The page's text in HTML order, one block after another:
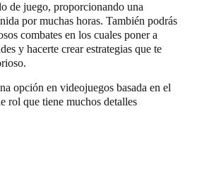
de juego, proporcionando una
por muchas horas. También podrás
combates en los cuales poner a
y hacerte crear estrategias que te
opción en videojuegos basada en el
rol que tiene muchos detalles